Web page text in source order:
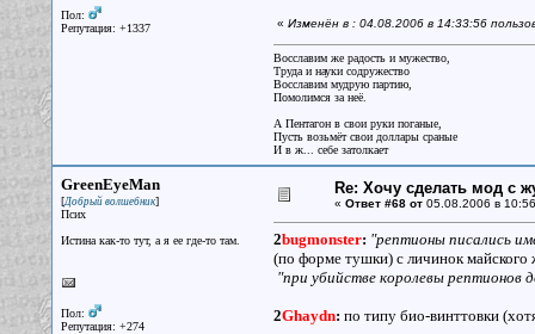
Пол:
Репутация: +1337
« Изменён в : 04.08.2006 в 14:33:56
Восславим же радость и мужество,
Труда и науки содружество
Восславим мудрую партию,
Помолимся за неё.
А Пентагон в свои руки поганые,
Пусть возьмёт свои доллары сраные
И в ж... себе затолкает
GreenEyeMan
[Добрый волшебник]
Псих
Истина как-то тут, а я ее где-то там.
Пол:
Репутация: +274
Re: Хочу сделать мод с
« Ответ #68 от05.08.2006 в
2bugmonster: "рептионы писались
(по форме тушки) с личинок майского
"при убийстве королевы рептионов
2Ghaydn: по типу био-винттовки